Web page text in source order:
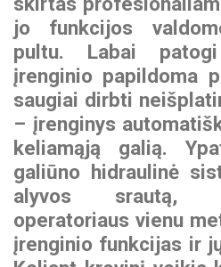
metalo laužui
KLUBB žmonių kėlimo
platforma
MOFFETT šakiniai
krautuvai
ZEPRO galinio borto
keltuvai
ALUCAR statramsčiai
Statybinės technikos
pervežimo
Stiklovežiai
priekabos
STAS savivartės
puspriekabės
Paukščių gabenimo
puspriekabės
Miško priekabos
GARDNER DENVER
kompresoriai
Hidraulinės sistemos
vilkikams
BEZARES hidraulikos
komponentai
WIPRO (NUMMI)
savivarčių cilindrai
PADOAN hidrauliniai
HIAB aksesuarai
INTERMERCATO
sistemos
SCANRECO
valdymo sistemos
KINSHOFER kaušai
jo funkcijos
pultu. Labai
įrenginio papildoma
saugiai dirbti
– įrenginys
keliamąją galią.
galiūno hidraulinė
alyvos srautą,
operatoriaus vienu
įrenginio funkcijas ir